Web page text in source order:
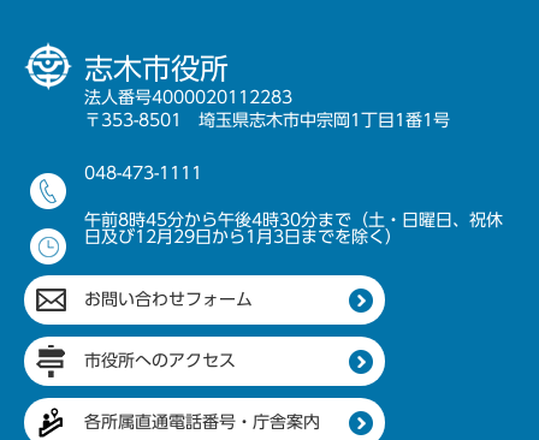
志木市役所
法人番号4000020112283
〒353-8501 埼玉県志木市中宗岡1丁目1番1号
048-473-1111
午前8時45分から午後4時30分まで（土・日曜日、祝休
日及び12月29日から1月3日までを除く）
お問い合わせフォーム
市役所へのアクセス
各所属直通電話番号・庁舎案内